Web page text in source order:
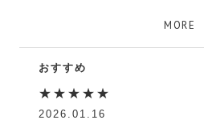
匿名
MORE
おすすめ
★★★★★
2026.01.16